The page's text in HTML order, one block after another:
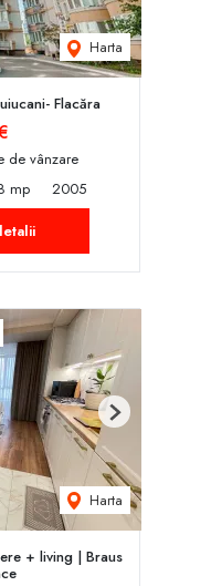
Harta
Flacăra
de vânzare
mp
2005
Harta
Next
+ living | Braus